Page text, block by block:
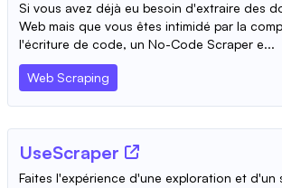
Si vous avez déjà eu besoin d'extraire des
Web mais que vous êtes intimidé par la
l'écriture de code, un No-Code Scraper e...
Web Scraping
UseScraper
Faites l'expérience d'une exploration et d'un